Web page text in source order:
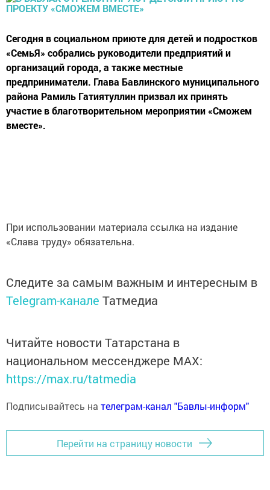
Сегодня в социальном приюте для детей и подростков
«СемьЯ» собрались руководители предприятий и
организаций города, а также местные
предприниматели. Глава Бавлинского муниципального
района Рамиль Гатиятуллин призвал их принять
участие в благотворительном мероприятии «Сможем
вместе».
При использовании материала ссылка на издание
«Слава труду» обязательна.
Следите за самым важным и интересным в
Telegram-канале Татмедиа
Читайте новости Татарстана в
национальном мессенджере MАХ:
https://max.ru/tatmedia
Подписывайтесь на телеграм-канал "Бавлы-информ"
Перейти на страницу новости